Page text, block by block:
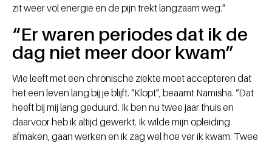
zit weer vol energie en de pijn trekt langzaam weg.”
“Er waren periodes dat ik de
dag niet meer door kwam”
Wie leeft met een chronische ziekte moet accepteren dat
het een leven lang bij je blijft. “Klopt”, beaamt Namisha. “Dat
heeft bij mij lang geduurd. Ik ben nu twee jaar thuis en
daarvoor heb ik altijd gewerkt. Ik wilde mijn opleiding
afmaken, gaan werken en ik zag wel hoe ver ik kwam. Twee